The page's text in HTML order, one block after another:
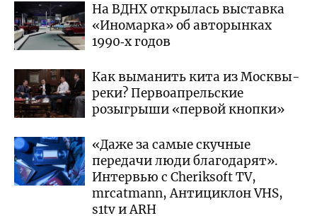
На ВДНХ открылась выставка
«Иномарка» об авторынках
1990‑х годов
Как выманить кита из Москвы-
реки? Первоапрельские
розыгрыши «первой кнопки»
«Даже за самые скучные
передачи люди благодарят».
Интервью с Cheriksoft TV,
mrcatmann, Антициклон VHS,
s1tv и ARH